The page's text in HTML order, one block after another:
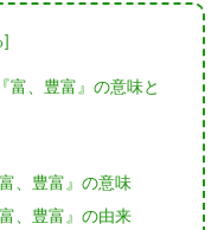
富、豊富』の意味と
、豊富』の意味
、豊富』の由来